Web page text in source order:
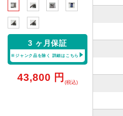
3 ヶ月保証
※ジャンク品を除く 詳細はこちら
43,800 円 (税込)